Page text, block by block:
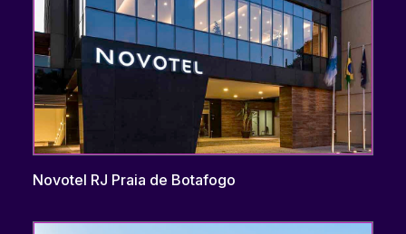
Novotel RJ Praia de Botafogo